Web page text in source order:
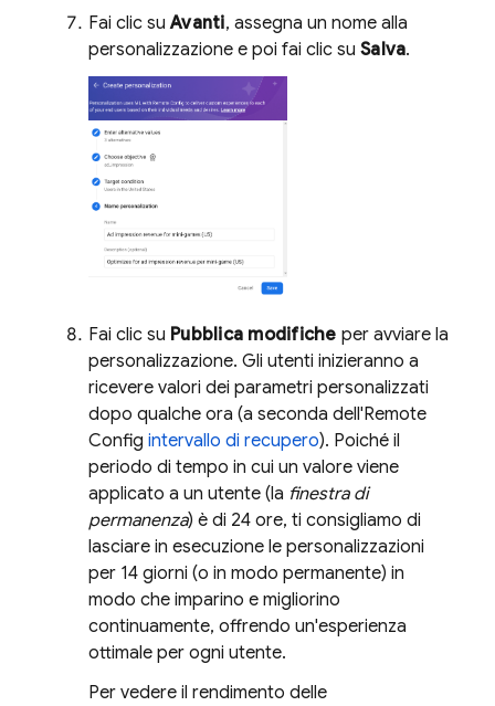
Fai clic suAvanti, assegna un nome alla
personalizzazione e poi fai clic su Salva.
Fai clic su Pubblica modifiche per avviare la
personalizzazione. Gli utenti inizieranno a
ricevere valori dei parametri personalizzati
dopo qualche ora (a seconda dell'Remote
Config intervallo di recupero). Poiché il
periodo di tempo in cui un valore viene
applicato a un utente (la finestra di
permanenza) è di 24 ore, ti consigliamo di
lasciare in esecuzione le personalizzazioni
per 14 giorni (o in modo permanente) in
modo che imparino e migliorino
continuamente, offrendo un'esperienza
ottimale per ogni utente.
Per vedere il rendimento delle